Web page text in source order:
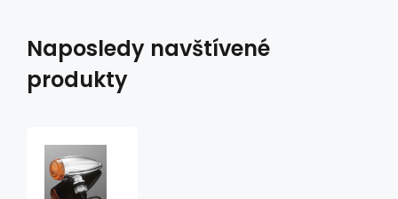
Naposledy navštívené
produkty